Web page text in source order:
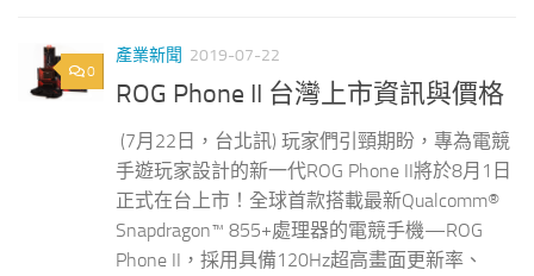
0
產業新聞 2019-07-22
ROG Phone II 台灣上市資訊與價格
(7月22日，台北訊) 玩家們引頸期盼，專為電競
手遊玩家設計的新一代ROG Phone II將於8月1日
正式在台上市！全球首款搭載最新Qualcomm®
Snapdragon™ 855+處理器的電競手機—ROG
Phone II，採用具備120Hz超高畫面更新率、